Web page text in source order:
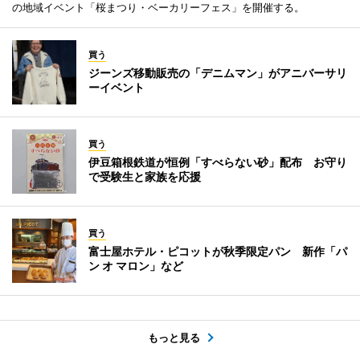
の地域イベント「桜まつり・ベーカリーフェス」を開催する。
買う
ジーンズ移動販売の「デニムマン」がアニバーサリ
ーイベント
買う
伊豆箱根鉄道が恒例「すべらない砂」配布 お守り
で受験生と家族を応援
買う
富士屋ホテル・ピコットが秋季限定パン 新作「パ
ン オ マロン」など
もっと見る